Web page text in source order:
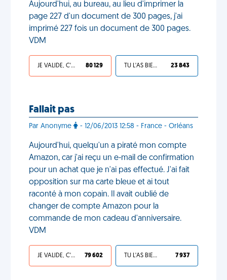
Aujourd'hui, au bureau, au lieu d'imprimer la
page 227 d'un document de 300 pages, j'ai
imprimé 227 fois un document de 300 pages.
VDM
JE VALIDE, C'EST UNE VDM 80 129 TU L'AS BIEN MÉRITÉ 23 843
Fallait pas
Par Anonyme - 12/06/2013 12:58 - France - Orléans
Aujourd'hui, quelqu'un a piraté mon compte
Amazon, car j'ai reçu un e-mail de confirmation
pour un achat que je n'ai pas effectué. J'ai fait
opposition sur ma carte bleue et ai tout
raconté à mon copain. Il avait oublié de
changer de compte Amazon pour la
commande de mon cadeau d'anniversaire.
VDM
JE VALIDE, C'EST UNE VDM 79 602 TU L'AS BIEN MÉRITÉ 7 937